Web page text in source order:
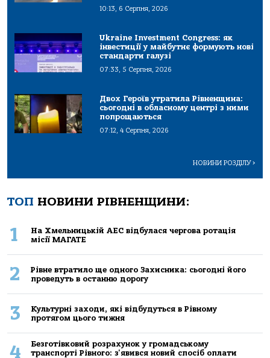
10:13, 6 Серпня, 2026
Ukraine Investment Congress: як
інвестиції у майбутнє формують нові
стандарти галузі
07:33, 5 Серпня, 2026
Двох Героїв утратила Рівненщина:
сьогодні в обласному центрі з ними
попрощаються
07:12, 4 Серпня, 2026
НОВИНИ РОЗДІЛУ>
ТОП НОВИНИ РІВНЕНЩИНИ:
1
На Хмельницькій АЕС відбулася чергова ротація
місії МАГАТЕ
2
Рівне втратило ще одного Захисника: сьогодні його
проведуть в останню дорогу
3
Культурні заходи, які відбудуться в Рівному
протягом цього тижня
4
Безготівковий розрахунок у громадському
транспорті Рівного: з'явився новий спосіб оплати